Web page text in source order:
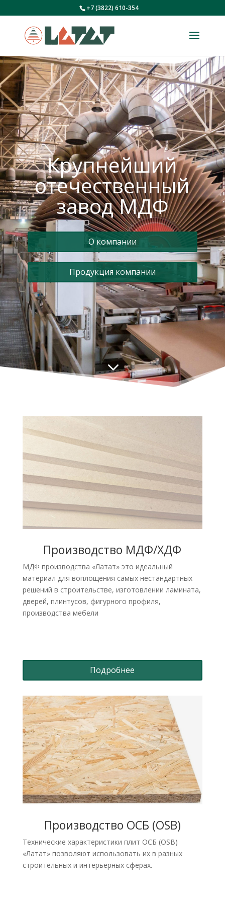
+7 (3822) 610-354
Крупнейший
отечественный
завод МДФ
О компании
Продукция компании
3
Производство МДФ/ХДФ
МДФ производства «Латат» это идеальный
материал для воплощения самых нестандартных
решений в строительстве, изготовлении ламината,
дверей, плинтусов, фигурного профиля,
производства мебели
Подробнее
Производство OCБ (OSB)
Технические характеристики плит OCБ (OSB)
«Латат» позволяют использовать их в разных
строительных и интерьерных сферах.